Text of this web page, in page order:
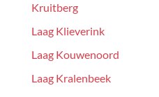
Kruitberg
Laag Klieverink
Laag Kouwenoord
Laag Kralenbeek